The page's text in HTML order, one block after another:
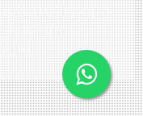
sitesi tasarımı
tasarım